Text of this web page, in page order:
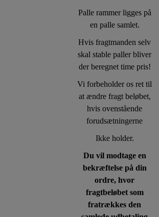
Palle rammer ligges på
en palle samlet.
Hvis fragtmanden selv
skal stable paller bliver
der beregnet time pris!
Vi forbeholder os ret til
at ændre fragt beløbet,
hvis ovenstående
forudsætningerne
Ikke holder.
Du vil modtage en
bekræftelse på din
ordre, hvor
fragtbeløbet som
fratrækkes den